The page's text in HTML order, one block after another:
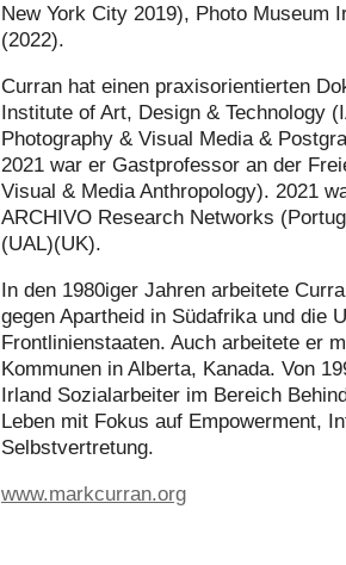
New York City 2019), Photo Museum
(2022).
Curran hat einen praxisorientierten
Institute of Art, Design & Technology
Photography & Visual Media &
2021 war er Gastprofessor an der
Visual & Media Anthropology). 2021
ARCHIVO Research Networks
(UAL)(UK).
In den 1980iger Jahren arbeitete
gegen Apartheid in Südafrika und die
Frontlinienstaaten. Auch arbeitete er
Kommunen in Alberta, Kanada. Von
Irland Sozialarbeiter im Bereich
Leben mit Fokus auf Empowerment,
Selbstvertretung.
www.markcurran.org